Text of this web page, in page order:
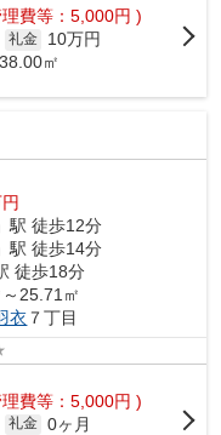
費等：5,000円 )
礼金
10万円
㎡
」駅 徒歩12分
」駅 徒歩14分
徒歩18分
25.71㎡
衣 ７丁目
費等：5,000円 )
礼金 0ヶ月